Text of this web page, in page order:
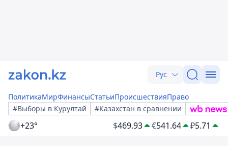
Рус
ПолитикаМирФинансыСтатьиПроисшествияПраво
#Выборы в Курултай
#Казахстан в сравнении
+23° $469.93 €541.64 ₽5.71